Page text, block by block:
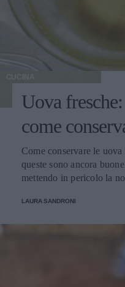
CUCINA
Uova
come
Come conservare le
queste sono ancora
mettendo in pericolo la
LAURA SANDRONI